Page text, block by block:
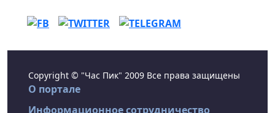
Copyright © "Час Пик" 2009 Все права защищены
О портале
Информационное сотрудничество